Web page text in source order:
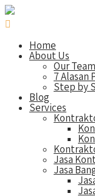
Home
About Us
Our Team
7 Alasan
Step by
Blog
Services
Jasa
Jasa